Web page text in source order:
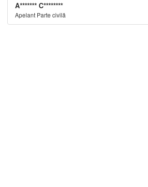
A******* C********
Apelant Parte civilă